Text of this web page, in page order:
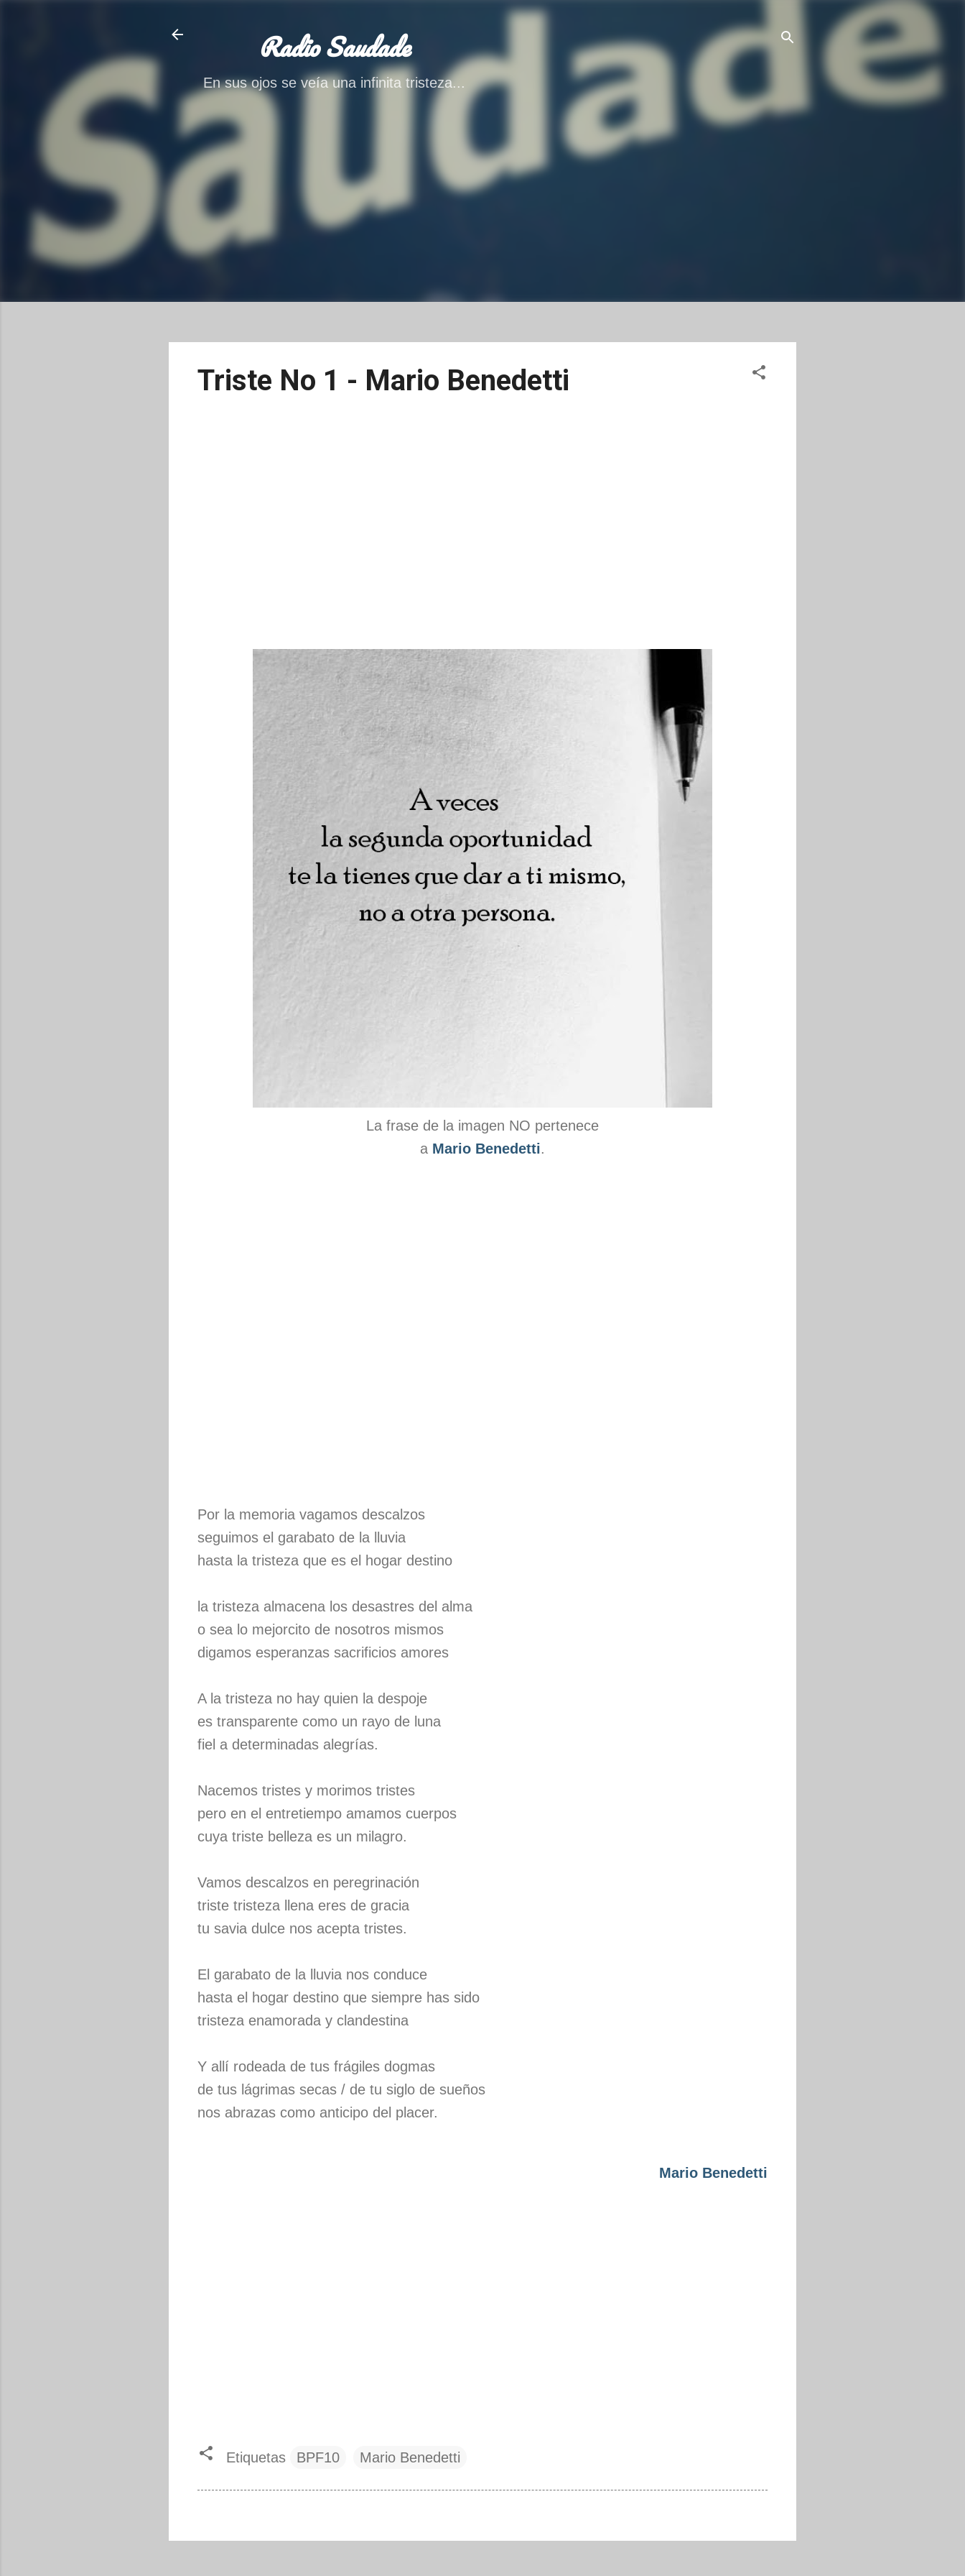
Ir al contenido principal
Radio Saudade
En sus ojos se veía una infinita tristeza...
Triste No 1 - Mario Benedetti
La frase de la imagen NO pertenece
a Mario Benedetti.
Por la memoria vagamos descalzos
seguimos el garabato de la lluvia
hasta la tristeza que es el hogar destino
la tristeza almacena los desastres del alma
o sea lo mejorcito de nosotros mismos
digamos esperanzas sacrificios amores
A la tristeza no hay quien la despoje
es transparente como un rayo de luna
fiel a determinadas alegrías.
Nacemos tristes y morimos tristes
pero en el entretiempo amamos cuerpos
cuya triste belleza es un milagro.
Vamos descalzos en peregrinación
triste tristeza llena eres de gracia
tu savia dulce nos acepta tristes.
El garabato de la lluvia nos conduce
hasta el hogar destino que siempre has sido
tristeza enamorada y clandestina
Y allí rodeada de tus frágiles dogmas
de tus lágrimas secas / de tu siglo de sueños
nos abrazas como anticipo del placer.
Mario Benedetti
Etiquetas BPF10 Mario Benedetti